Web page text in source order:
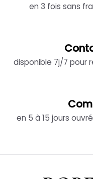
en 3 fois sans
disponible 7j/7 pour
en 5 à 15 jours